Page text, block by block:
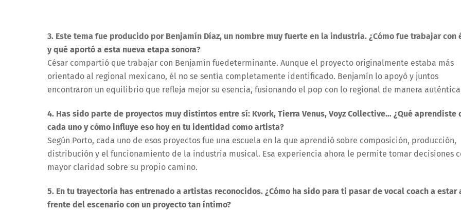
3. Este tema fue producido por Benjamín Díaz, un nombre muy fuerte en la industria. ¿Cómo fue trabajar con
y qué aportó a esta nueva etapa sonora?
César compartió que trabajar con Benjamín fuedeterminante. Aunque el proyecto originalmente estaba más
orientado al regional mexicano, él no se sentía completamente identificado. Benjamín lo apoyó y juntos
encontraron un equilibrio que refleja mejor su esencia, fusionando el pop con lo regional de manera
4. Has sido parte de proyectos muy distintos entre sí: Kvork, Tierra Venus, Voyz Collective… ¿Qué aprendiste
cada uno y cómo influye eso hoy en tu identidad como artista?
Según Porto, cada uno de esos proyectos fue una escuela en la que aprendió sobre composición, producción,
distribución y el funcionamiento de la industria musical. Esa experiencia ahora le permite tomar decisiones
mayor claridad sobre su propio camino.
5. En tu trayectoria has entrenado a artistas reconocidos. ¿Cómo ha sido para ti pasar de vocal coach a estar
frente del escenario con un proyecto tan íntimo?